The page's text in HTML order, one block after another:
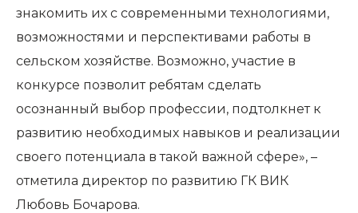
знакомить их с современными технологиями,
возможностями и перспективами работы в
сельском хозяйстве. Возможно, участие в
конкурсе позволит ребятам сделать
осознанный выбор профессии, подтолкнет к
развитию необходимых навыков и реализации
своего потенциала в такой важной сфере», –
отметила директор по развитию ГК ВИК
Любовь Бочарова.